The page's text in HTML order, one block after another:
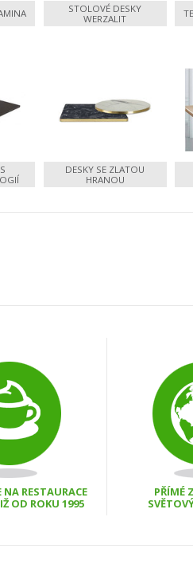
STOLOVÉ DESKY
WERZALIT
DESKY SE ZLATOU
HRANOU
NA RESTAURACE
OD ROKU 1995
PŘÍMÉ